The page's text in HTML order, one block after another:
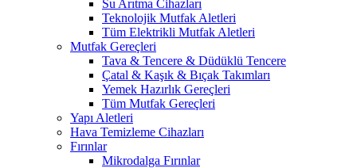
Su Arıtma Cihazları
Teknolojik Mutfak Aletleri
Tüm Elektrikli Mutfak Aletleri
Mutfak Gereçleri
Tava & Tencere & Düdüklü Tencere
Çatal & Kaşık & Bıçak Takımları
Yemek Hazırlık Gereçleri
Tüm Mutfak Gereçleri
Yapı Aletleri
Hava Temizleme Cihazları
Fırınlar
Mikrodalga Fırınlar